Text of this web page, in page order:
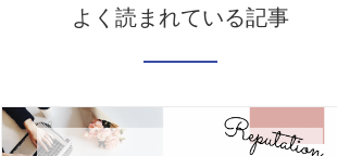
よく読まれている記事